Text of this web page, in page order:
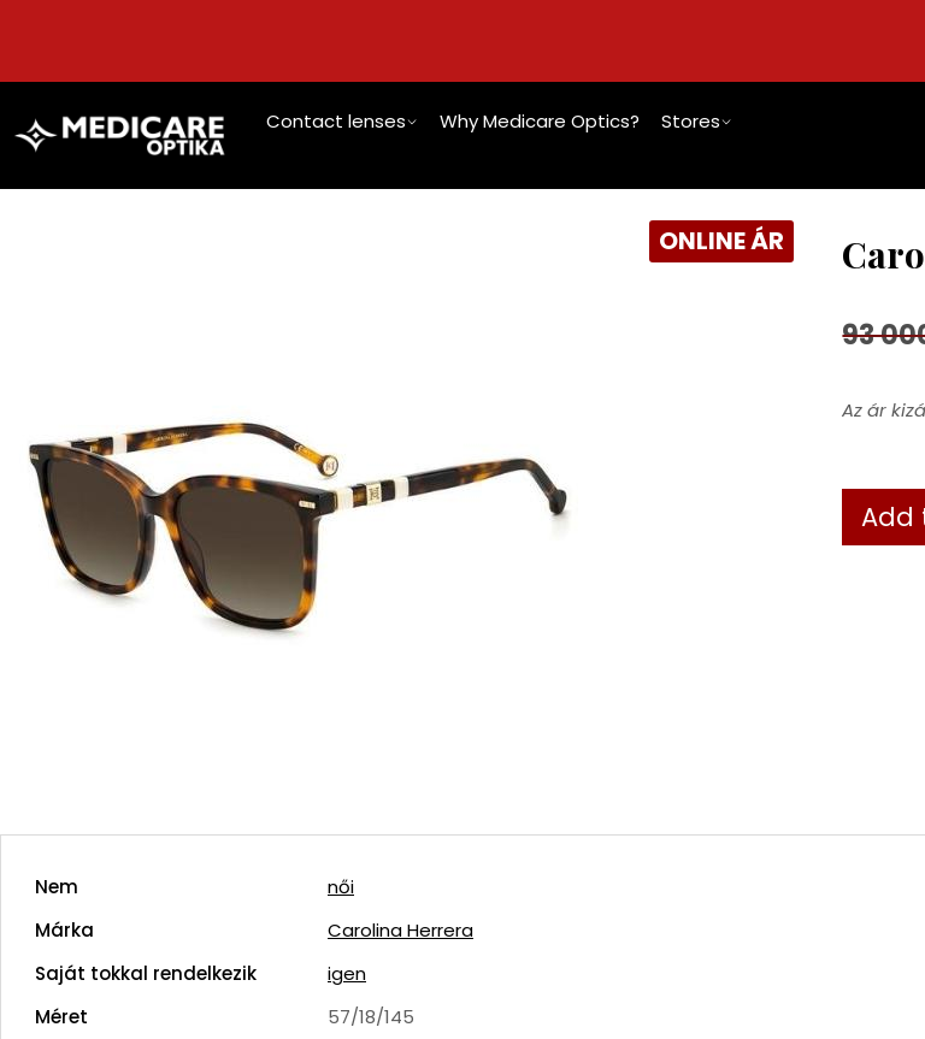
Contact lenses Why Medicare Optics? Stores
ONLINE ÁR
93
Az ár
Add
Nem
női
Márka
Carolina Herrera
Saját tokkal rendelkezik
igen
Méret
57/18/145